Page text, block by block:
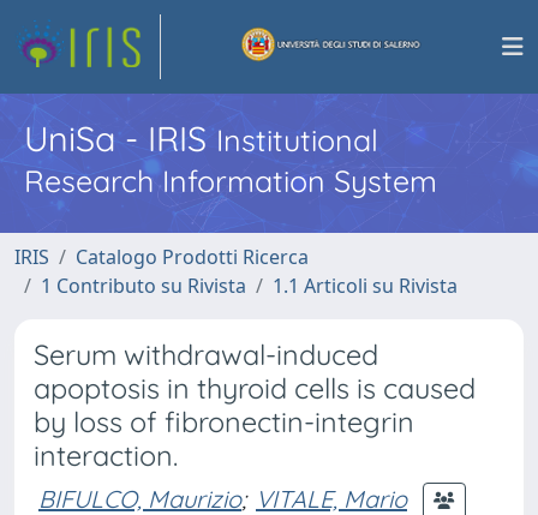
UniSa - IRISInstitutional
Research Information System
IRIS
Catalogo Prodotti Ricerca
1 Contributo su Rivista
1.1 Articoli su Rivista
Serum withdrawal-induced
apoptosis in thyroid cells is caused
by loss of fibronectin-integrin
interaction.
BIFULCO, Maurizio; VITALE, Mario